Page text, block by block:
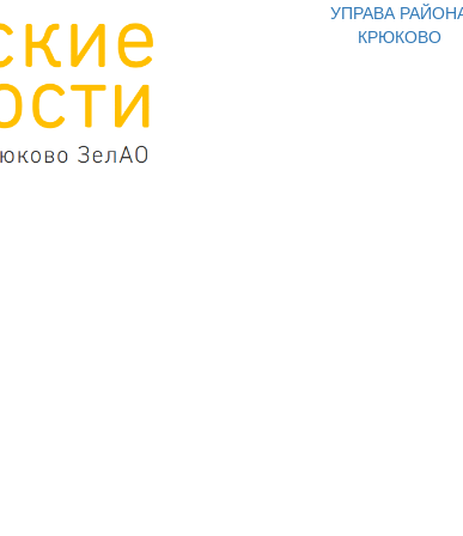
УПРАВА
КРЮКОВО